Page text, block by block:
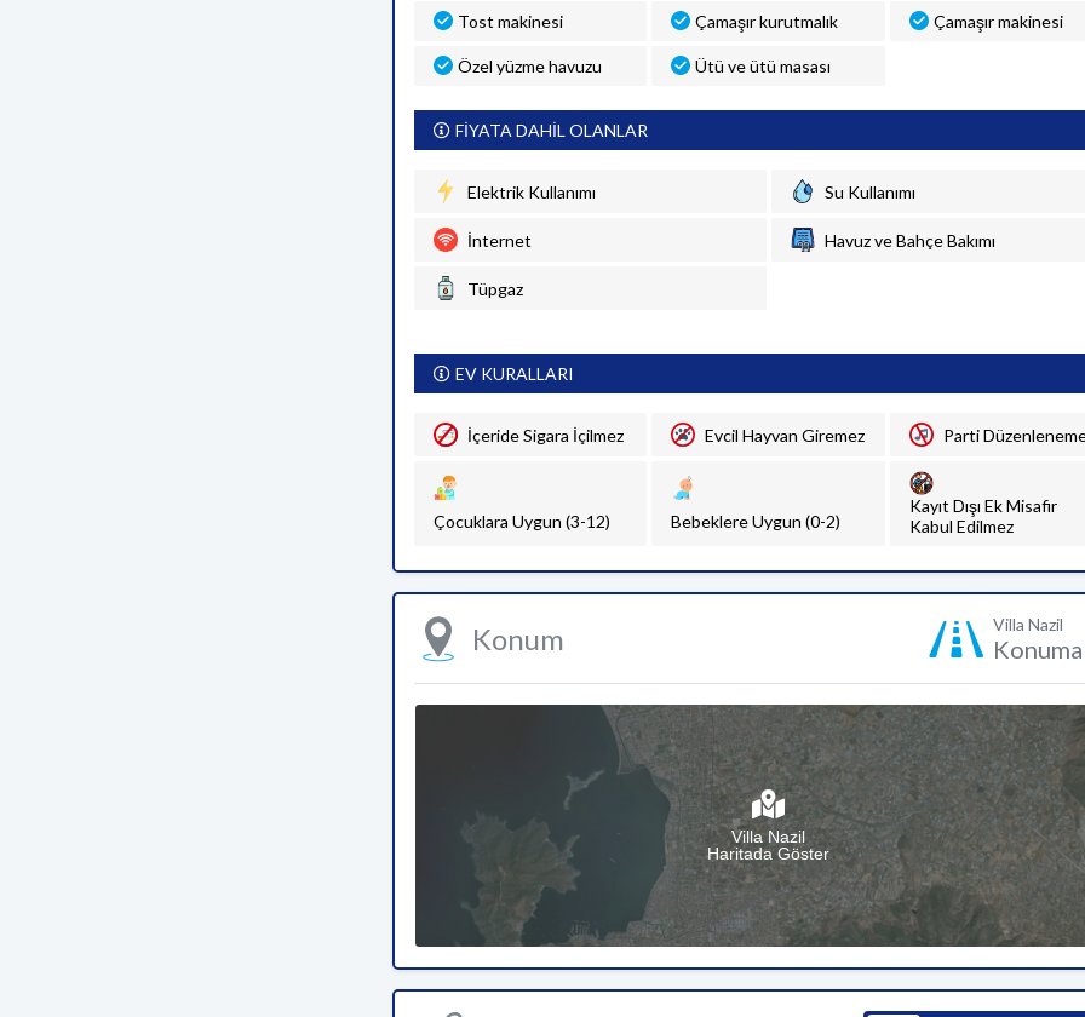
Tost makinesi Çamaşır kurutmalık Çamaşır makinesi
Özel yüzme havuzu Ütü ve ütü masası
FİYATA DAHİL OLANLAR
Elektrik Kullanımı Su Kullanımı
İnternet Havuz ve Bahçe Bakımı
Tüpgaz
EV KURALLARI
İçeride Sigara İçilmez Evcil Hayvan Giremez Parti
Çocuklara Uygun (3-12) Bebeklere Uygun (0-2)
Kayıt Dışı Ek Misafir
Kabul Edilmez
Konum Villa Nazil
Villa Nazil
Haritada Göster